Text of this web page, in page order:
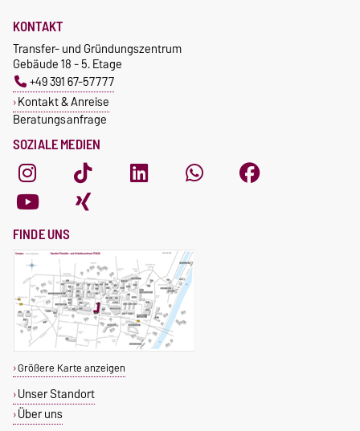
SOZIALE MEDIEN
KONTAKT
Transfer- und Gründungszentrum
Gebäude 18 - 5. Etage
+49 391 67-57777
Kontakt & Anreise
Beratungsanfrage
FINDE UNS
Größere Karte anzeigen
Unser Standort
Über uns